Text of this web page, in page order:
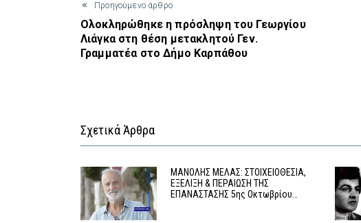
Προηγούμενο άρθρο
Ολοκληρώθηκε η πρόσληψη του Γεωργίου
Λιάγκα στη θέση μετακλητού Γεν.
Γραμματέα στο Δήμο Καρπάθου
Σχετικά Άρθρα
MΑΝΟΛΗΣ ΜΕΛΑΣ: ΣΤΟΙΧΕΙΟΘΕΣΙΑ,
ΕΞΕΛΙΞΗ & ΠΕΡΑΙΩΣΗ ΤΗΣ
ΕΠΑΝΑΣΤΑΣΗΣ 5ης Οκτωβρίου…